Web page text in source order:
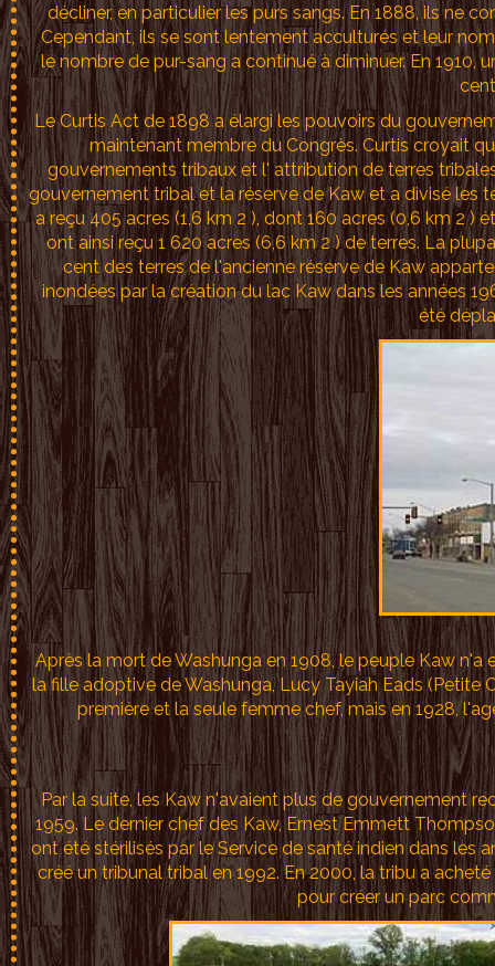
décliner, en particulier les purs sangs. En 1888, ils ne
Cependant, ils se sont lentement acculturés et leur
le nombre de pur-sang a continué à diminuer. En
Le Curtis Act de 1898 a élargi les pouvoirs du
maintenant membre du Congrès. Curtis croyait
gouvernements tribaux et l' attribution de terres
gouvernement tribal et la réserve de Kaw et a divisé les
a reçu 405 acres (1,6 km 2 ), dont 160 acres (0,6 km 2 )
ont ainsi reçu 1 620 acres (6,6 km 2 ) de terres. La
cent des terres de l'ancienne réserve de Kaw
inondées par la création du lac Kaw dans les années
été
Après la mort de Washunga en 1908, le peuple Kaw
la fille adoptive de Washunga, Lucy Tayiah Eads
première et la seule femme chef, mais en 1928,
Par la suite, les Kaw n'avaient plus de gouvernement
1959. Le dernier chef des Kaw, Ernest Emmett
ont été stérilisés par le Service de santé indien dans les
créé un tribunal tribal en 1992. En 2000, la tribu a
pour créer un parc